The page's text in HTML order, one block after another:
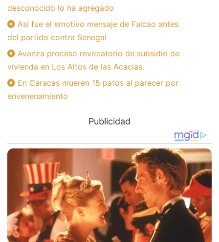
desconocido lo ha agregado
Así fue el emotivo mensaje de Falcao antes
del partido contra Senegal
Avanza proceso revocatorio de subsidio de
vivienda en Los Altos de las Acacias.
En Caracas mueren 15 patos al parecer por
envenenamiento
Publicidad